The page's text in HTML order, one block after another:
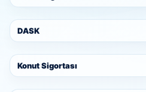
DASK
Konut Sigortası